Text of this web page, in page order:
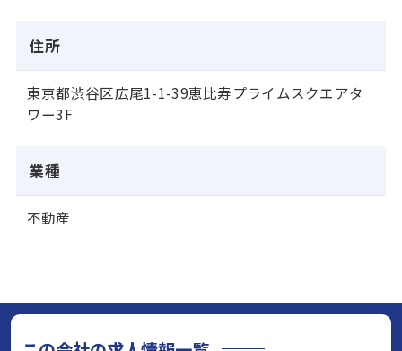
住所
東京都渋谷区広尾1-1-39恵比寿プライムスクエアタ
ワー3F
業種
不動産